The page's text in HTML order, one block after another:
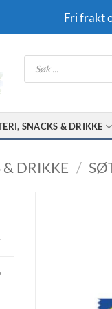
Fri frakt
Products
search
SNACKS & DRIKKE
& DRIKKE /